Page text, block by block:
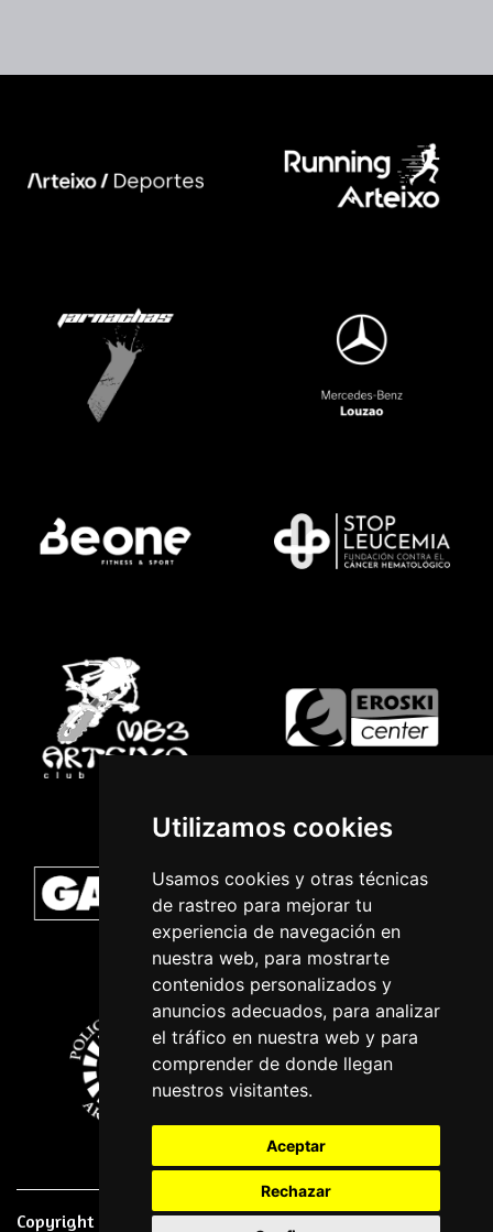
Utilizamos cookies
Usamos cookies y otras técnicas
de rastreo para mejorar tu
experiencia de navegación en
nuestra web, para mostrarte
contenidos personalizados y
anuncios adecuados, para analizar
el tráfico en nuestra web y para
comprender de donde llegan
nuestros visitantes.
Aceptar
Rechazar
Copyright © 2026 | Powered byCCNorte Desarrollo|Nota